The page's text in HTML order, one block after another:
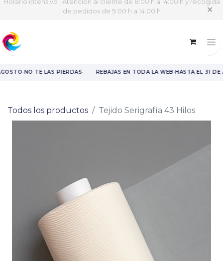
Horario intensivo | Atención al cliente de 8:00 h a 14:00 h y recogida
de pedidos de 9:00 h a 14:00 h ✕
·NO TE LAS PIERDAS· REBAJAS EN TODA LA WEB·HASTA EL 31 DE
Todos los productos Tejido Serigrafía 43 Hilos